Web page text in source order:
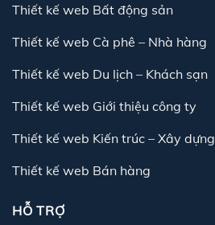
Thiết kế web Bất động sản
Thiết kế web Cà phê – Nhà hàng
Thiết kế web Du lịch – Khách sạn
Thiết kế web Giới thiệu công ty
Thiết kế web Kiến trúc – Xây dựng
Thiết kế web Bán hàng
HỖ TRỢ